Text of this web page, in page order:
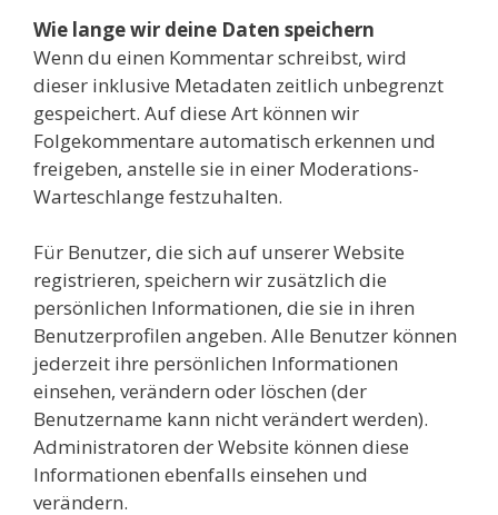
Wie lange wir deine Daten speichern
Wenn du einen Kommentar schreibst, wird
dieser inklusive Metadaten zeitlich unbegrenzt
gespeichert. Auf diese Art können wir
Folgekommentare automatisch erkennen und
freigeben, anstelle sie in einer Moderations-
Warteschlange festzuhalten.
Für Benutzer, die sich auf unserer Website
registrieren, speichern wir zusätzlich die
persönlichen Informationen, die sie in ihren
Benutzerprofilen angeben. Alle Benutzer können
jederzeit ihre persönlichen Informationen
einsehen, verändern oder löschen (der
Benutzername kann nicht verändert werden).
Administratoren der Website können diese
Informationen ebenfalls einsehen und
verändern.